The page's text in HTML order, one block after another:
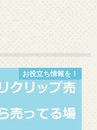
お役立ち情報を！